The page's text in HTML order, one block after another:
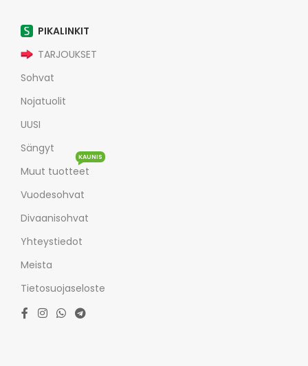
PIKALINKIT
TARJOUKSET
Sohvat
Nojatuolit
UUSI
Sängyt
Muut tuotteet
KAUNIS
Vuodesohvat
Divaanisohvat
Yhteystiedot
Meista
Tietosuojaseloste